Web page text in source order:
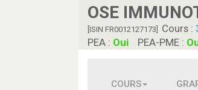
OSE
[ISIN FR0012127173] Cours :
PEA : Oui PEA-PME :
COURS